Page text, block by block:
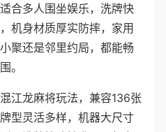
合多人围坐娱乐，洗牌快
机身材质厚实防摔，家用
聚还是邻里约局，都能畅
。
江龙麻将玩法，兼容136张
型灵活多样，机器大尺寸